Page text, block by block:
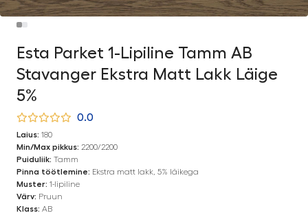
Esta Parket 1-Lipiline Tamm AB
Stavanger Ekstra Matt Lakk Läige
5%
0.0
Laius: 180
Min/Max pikkus: 2200/2200
Puiduliik: Tamm
Pinna töötlemine: Ekstra matt lakk, 5% läikega
Muster: 1-lipiline
Värv: Pruun
Klass: AB